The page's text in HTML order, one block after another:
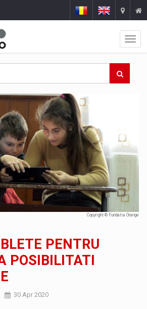
Copyright © Fundatia Orange
PENTRU
POSIBILITATI
30 Apr 2020